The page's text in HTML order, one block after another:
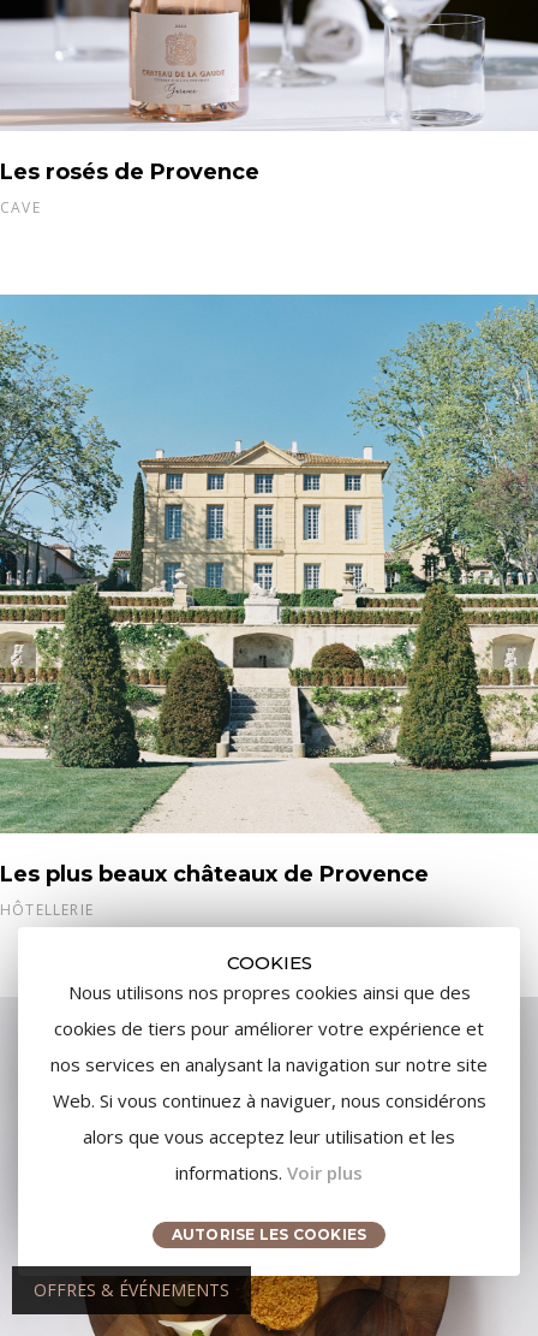
OFFRES & ÉVÉNEMENTS
Les rosés de Provence
CAVE
Les plus beaux châteaux de Provence
HÔTELLERIE
COOKIES
Nous utilisons nos propres cookies ainsi que des
cookies de tiers pour améliorer votre expérience et
nos services en analysant la navigation sur notre site
Web. Si vous continuez à naviguer, nous considérons
alors que vous acceptez leur utilisation et les
informations. Voir plus
AUTORISE LES COOKIES